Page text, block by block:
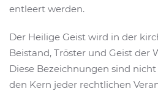
entleert werden.
Der Heilige Geist wird in der
Beistand, Tröster und Geist der
Diese Bezeichnungen sind
den Kern jeder rechtlichen